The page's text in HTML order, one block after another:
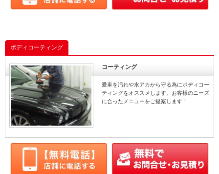
ボディコーティング
コーティング
愛車を汚れや水アカから守る為にボディコー
ティングをオススメします。お客様のニーズ
に合ったメニューをご提案します！